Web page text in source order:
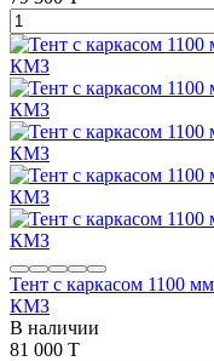
Тент с каркасом 1100
КМЗ
В наличии
81 000 T